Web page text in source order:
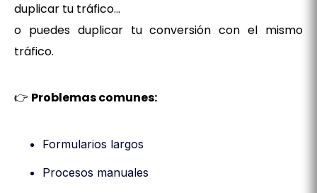
duplicar tu tráfico…
o puedes duplicar tu conversión con el mismo
tráfico.
👉 Problemas comunes:
Formularios largos
Procesos manuales